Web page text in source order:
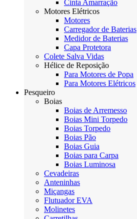
Cinta Amarração
Motores Elétricos
Motores
Carregador de Baterias
Medidor de Baterias
Capa Protetora
Colete Salva Vidas
Hélice de Reposição
Para Motores de Popa
Para Motores Elétricos
Pesqueiro
Boias
Boias de Arremesso
Boias Mini Torpedo
Boias Torpedo
Boias Pão
Boias Guia
Boias para Carpa
Boias Luminosa
Cevadeiras
Anteninhas
Miçangas
Flutuador EVA
Molinetes